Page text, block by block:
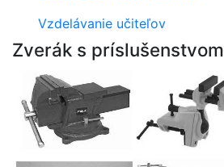
Vzdelávanie učiteľov
Zverák s príslušenstvom